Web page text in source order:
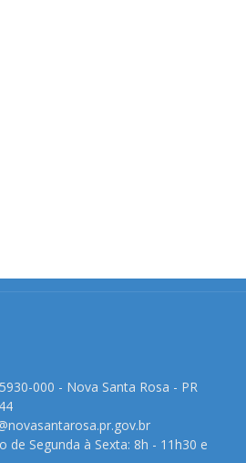
000 - Nova Santa Rosa - PR
de Segunda à Sexta: 8h - 11h30 e